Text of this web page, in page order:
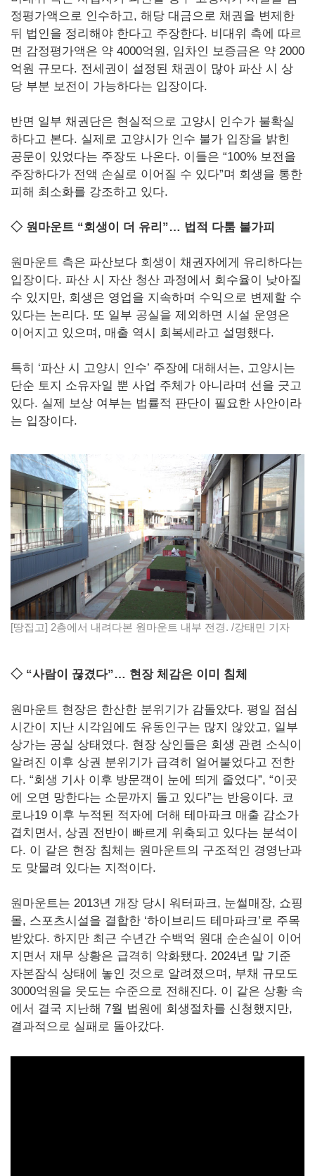
정평가액으로 인수하고, 해당 대금으로 채권을 변제한
뒤 법인을 정리해야 한다고 주장한다. 비대위 측에 따르
면 감정평가액은 약 4000억원, 임차인 보증금은 약 2000
억원 규모다. 전세권이 설정된 채권이 많아 파산 시 상
당 부분 보전이 가능하다는 입장이다.
반면 일부 채권단은 현실적으로 고양시 인수가 불확실
하다고 본다. 실제로 고양시가 인수 불가 입장을 밝힌
공문이 있었다는 주장도 나온다. 이들은 “100% 보전을
주장하다가 전액 손실로 이어질 수 있다”며 회생을 통한
피해 최소화를 강조하고 있다.
◇ 원마운트 “회생이 더 유리”… 법적 다툼 불가피
원마운트 측은 파산보다 회생이 채권자에게 유리하다는
입장이다. 파산 시 자산 청산 과정에서 회수율이 낮아질
수 있지만, 회생은 영업을 지속하며 수익으로 변제할 수
있다는 논리다. 또 일부 공실을 제외하면 시설 운영은
이어지고 있으며, 매출 역시 회복세라고 설명했다.
특히 ‘파산 시 고양시 인수’ 주장에 대해서는, 고양시는
단순 토지 소유자일 뿐 사업 주체가 아니라며 선을 긋고
있다. 실제 보상 여부는 법률적 판단이 필요한 사안이라
는 입장이다.
[땅집고] 2층에서 내려다본 원마운트 내부 전경. /강태민 기자
◇ “사람이 끊겼다”… 현장 체감은 이미 침체
원마운트 현장은 한산한 분위기가 감돌았다. 평일 점심
시간이 지난 시각임에도 유동인구는 많지 않았고, 일부
상가는 공실 상태였다. 현장 상인들은 회생 관련 소식이
알려진 이후 상권 분위기가 급격히 얼어붙었다고 전한
다. “회생 기사 이후 방문객이 눈에 띄게 줄었다”, “이곳
에 오면 망한다는 소문까지 돌고 있다”는 반응이다. 코
로나19 이후 누적된 적자에 더해 테마파크 매출 감소가
겹치면서, 상권 전반이 빠르게 위축되고 있다는 분석이
다. 이 같은 현장 침체는 원마운트의 구조적인 경영난과
도 맞물려 있다는 지적이다.
원마운트는 2013년 개장 당시 워터파크, 눈썰매장, 쇼핑
몰, 스포츠시설을 결합한 ‘하이브리드 테마파크’로 주목
받았다. 하지만 최근 수년간 수백억 원대 순손실이 이어
지면서 재무 상황은 급격히 악화됐다. 2024년 말 기준
자본잠식 상태에 놓인 것으로 알려졌으며, 부채 규모도
3000억원을 웃도는 수준으로 전해진다. 이 같은 상황 속
에서 결국 지난해 7월 법원에 회생절차를 신청했지만,
결과적으로 실패로 돌아갔다.